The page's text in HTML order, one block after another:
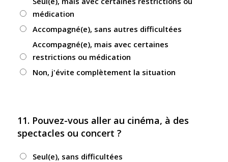
médication
Accompagné(e), sans autres difficultées
Accompagné(e), mais avec certaines
restrictions ou médication
Non, j'évite complètement la situation
11. Pouvez-vous aller au cinéma, à des
spectacles ou concert ?
Seul(e), sans difficultées